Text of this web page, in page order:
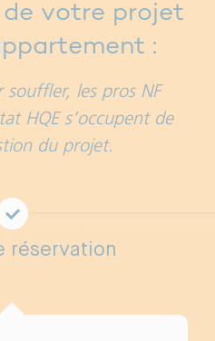
votre projet
:
souffler, les pros NF
HQE s’occupent de
du projet.
réservation